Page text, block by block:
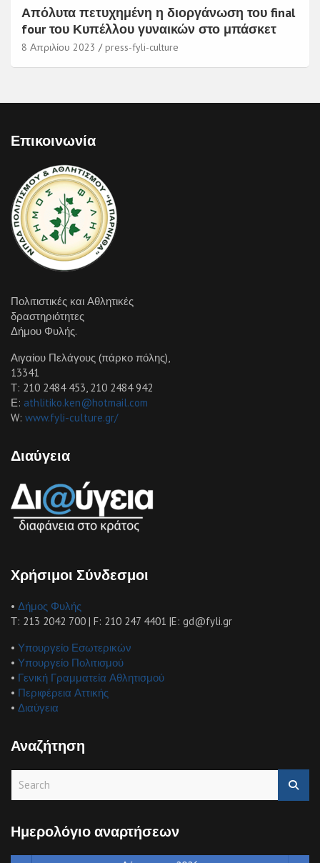
Απόλυτα πετυχημένη η διοργάνωση του final
four του Κυπέλλου γυναικών στο μπάσκετ
8 Απριλίου 2023 press-fyli-culture
Επικοινωνία
Πολιτιστικές και Αθλητικές
δραστηριότητες
Δήμου Φυλής.
Αιγαίου Πελάγους (πάρκο πόλης),
13341
Τ: 210 2484 453, 210 2484 942
Ε: athlitiko.ken@hotmail.com
W: www.fyli-culture.gr/
Διαύγεια
Χρήσιμοι Σύνδεσμοι
• Δήμος Φυλής
Τ: 213 2042 700 | F: 210 247 4401 |E: gd@fyli.gr
• Υπουργείο Εσωτερικών
• Υπουργείο Πολιτισμού
• Γενική Γραμματεία Αθλητισμού
• Περιφέρεια Αττικής
• Διαύγεια
Αναζήτηση
c
Ημερολόγιο αναρτήσεων